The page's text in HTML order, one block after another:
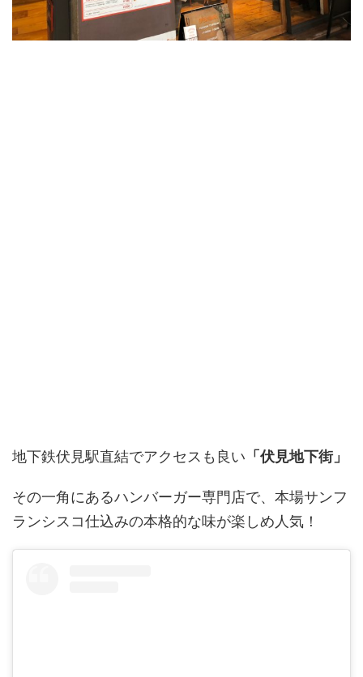
地下鉄伏見駅直結でアクセスも良い 「伏見地下街」
その一角にあるハンバーガー専門店で、本場サンフ
ランシスコ仕込みの本格的な味が楽しめ人気！